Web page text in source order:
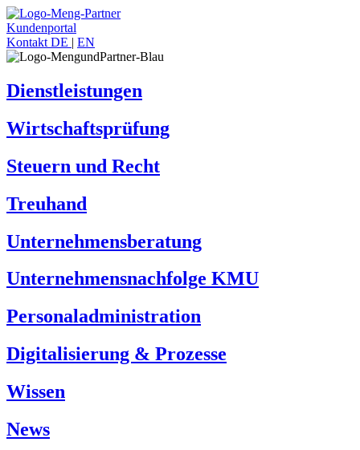
Kundenportal
Kontakt DE | EN
Dienstleistungen
Wirtschaftsprüfung
Steuern und Recht
Treuhand
Unternehmensberatung
Unternehmensnachfolge KMU
Personaladministration
Digitalisierung & Prozesse
Wissen
News